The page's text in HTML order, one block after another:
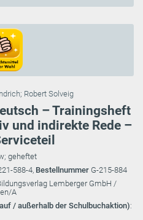
; Robert Solveig
– Trainingsheft
und indirekte Rede –
geheftet
588-4, Bestellnummer G-215-884
Lemberger GmbH /
A
/ außerhalb der Schulbuchaktion):